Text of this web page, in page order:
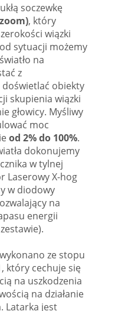
soczewkę
, który
wiązki
sytuacji możemy
na
z
obiekty
skupienia wiązki
głowicy. Myśliwy
moc
od 2% do 100%.
dokonujemy
w tylnej
Laserowy X-hog
w diodowy
na
energii
ze stopu
który cechuje się
na uszkodzenia
na działanie
Latarka jest